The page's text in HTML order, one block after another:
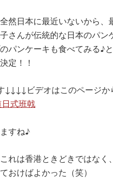
然日本に最近いないから、
さんが伝統的な日本のパン
パンケーキも食べてみる♪
定！！
ビデオはこのページか
日式班戟
すね♪
れは香港ときどきではなく
おけばよかった（笑）